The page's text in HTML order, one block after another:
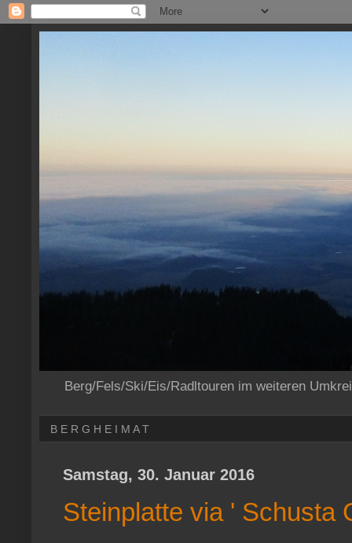
Berg/Fels/Ski/Eis/Radltouren im weiteren
B E R G H E I M A T
Samstag, 30. Januar 2016
Steinplatte via ' Schusta